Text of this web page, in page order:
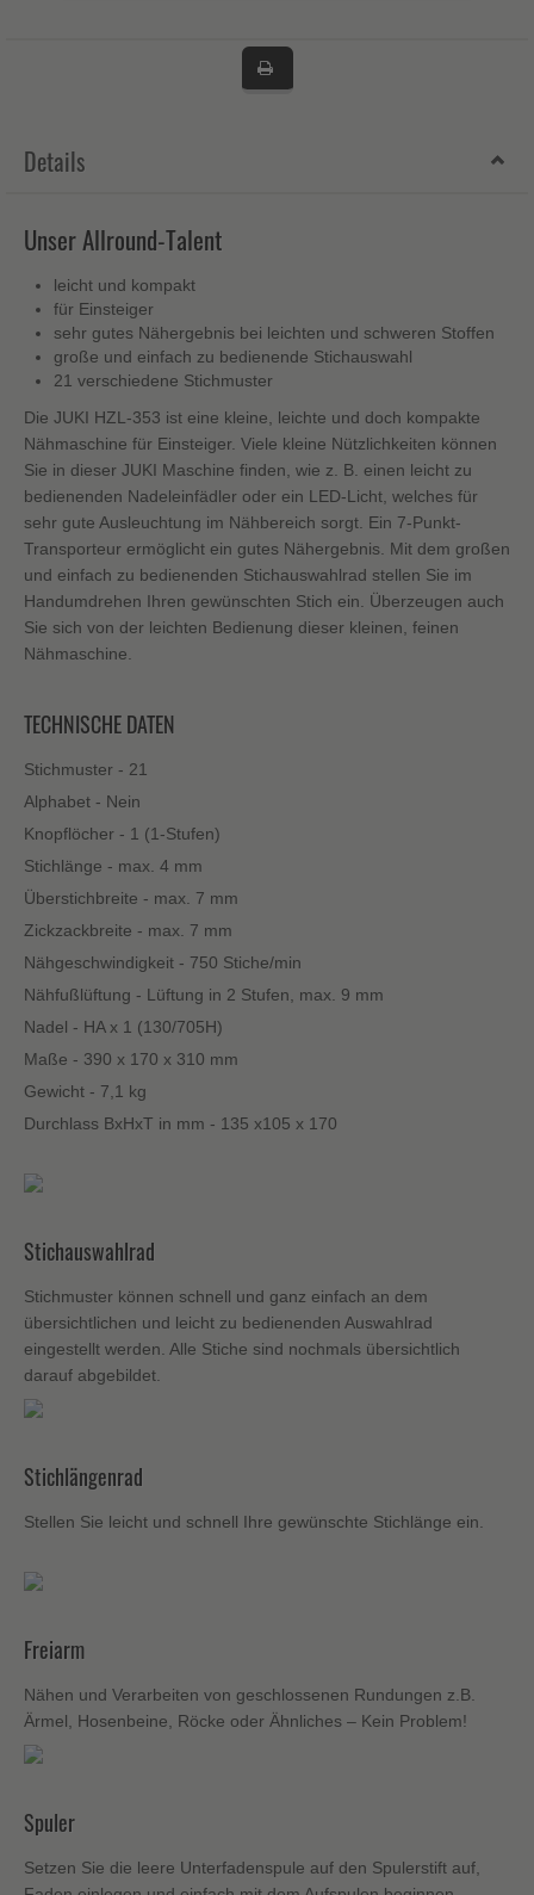
Details
Unser Allround-Talent
leicht und kompakt
für Einsteiger
sehr gutes Nähergebnis bei leichten und schweren Stoffen
große und einfach zu bedienende Stichauswahl
21 verschiedene Stichmuster
Die JUKI HZL-353 ist eine kleine, leichte und doch kompakte
Nähmaschine für Einsteiger. Viele kleine Nützlichkeiten können
Sie in dieser JUKI Maschine finden, wie z. B. einen leicht zu
bedienenden Nadeleinfädler oder ein LED-Licht, welches für
sehr gute Ausleuchtung im Nähbereich sorgt. Ein 7-Punkt-
Transporteur ermöglicht ein gutes Nähergebnis. Mit dem großen
und einfach zu bedienenden Stichauswahlrad stellen Sie im
Handumdrehen Ihren gewünschten Stich ein. Überzeugen auch
Sie sich von der leichten Bedienung dieser kleinen, feinen
Nähmaschine.
TECHNISCHE DATEN
Stichmuster - 21
Alphabet - Nein
Knopflöcher - 1 (1-Stufen)
Stichlänge - max. 4 mm
Überstichbreite - max. 7 mm
Zickzackbreite - max. 7 mm
Nähgeschwindigkeit - 750 Stiche/min
Nähfußlüftung - Lüftung in 2 Stufen, max. 9 mm
Nadel - HA x 1 (130/705H)
Maße - 390 x 170 x 310 mm
Gewicht - 7,1 kg
Durchlass BxHxT in mm - 135 x105 x 170
Stichauswahlrad
Stichmuster können schnell und ganz einfach an dem
übersichtlichen und leicht zu bedienenden Auswahlrad
eingestellt werden. Alle Stiche sind nochmals übersichtlich
darauf abgebildet.
Stichlängenrad
Stellen Sie leicht und schnell Ihre gewünschte Stichlänge ein.
Freiarm
Nähen und Verarbeiten von geschlossenen Rundungen z.B.
Ärmel, Hosenbeine, Röcke oder Ähnliches – Kein Problem!
Spuler
Setzen Sie die leere Unterfadenspule auf den Spulerstift auf,